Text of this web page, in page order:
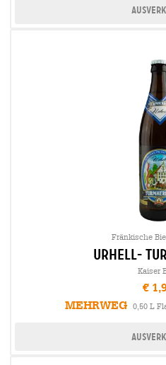
Fränkische
urhell-
Kaiser
€
MEHRWEG
0,50 L